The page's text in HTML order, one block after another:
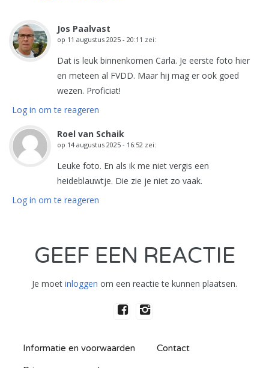
Jos Paalvast
op 11 augustus 2025 - 20:11 zei:
Dat is leuk binnenkomen Carla. Je eerste foto hier
en meteen al FVDD. Maar hij mag er ook goed
wezen. Proficiat!
Log in om te reageren
Roel van Schaik
op 14 augustus 2025 - 16:52 zei:
Leuke foto. En als ik me niet vergis een
heideblauwtje. Die zie je niet zo vaak.
Log in om te reageren
GEEF EEN REACTIE
Je moet inloggen om een reactie te kunnen plaatsen.
Informatie en voorwaarden Contact